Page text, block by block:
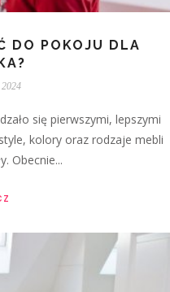
DO POKOJU DLA
się pierwszymi, lepszymi
kolory oraz rodzaje mebli
Obecnie...